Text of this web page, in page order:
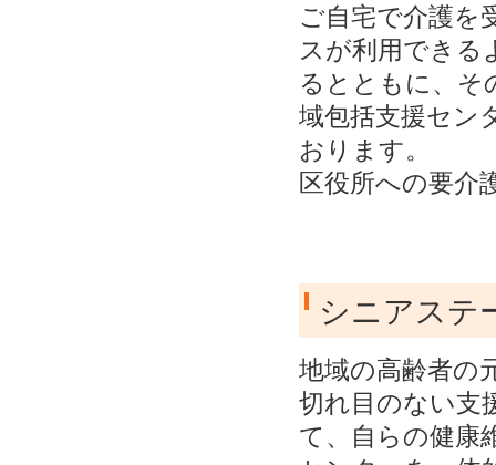
ご自宅で介護を
スが利用できる
るとともに、そ
域包括支援セン
おります。
区役所への要介
シニアステ
地域の高齢者の
切れ目のない支
て、自らの健康